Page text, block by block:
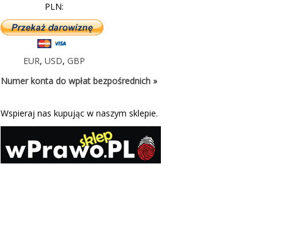
PLN:
EUR,USD,GBP
Numer konta do wpłat bezpośrednich »
Wspieraj nas kupując w naszym sklepie.